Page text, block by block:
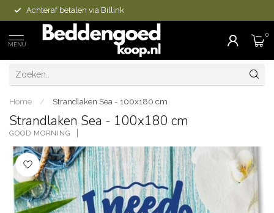
Achteraf betalen via Billink
MENU
0
Home / Strandlaken Sea - 100x180 cm
Strandlaken Sea - 100x180 cm
GOOD MORNING